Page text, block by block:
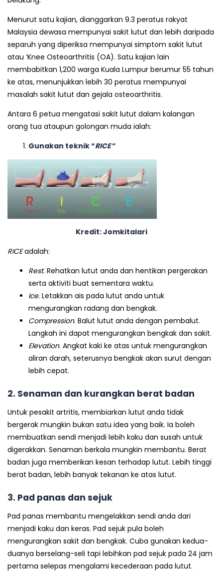
Menurut satu kajian, dianggarkan 9.3 peratus rakyat
Malaysia dewasa mempunyai sakit lutut dan lebih daripada
separuh yang diperiksa mempunyai simptom sakit lutut
atau ‘Knee Osteoarthritis (OA). Satu kajian lain
membabitkan 1,200 warga Kuala Lumpur berumur 55 tahun
ke atas, menunjukkan lebih 30 peratus mempunyai
masalah sakit lutut dan gejala osteoarthritis.
Antara 6 petua mengatasi sakit lutut dalam kalangan
orang tua ataupun golongan muda ialah:
Gunakan teknik “RICE”
Kredit:Jomkitalari
RICEadalah:
Rest. Rehatkan lutut anda dan hentikan pergerakan
serta aktiviti buat sementara waktu.
Ice. Letakkan ais pada lutut anda untuk
mengurangkan radang dan bengkak.
Compression. Balut lutut anda dengan pembalut.
Langkah ini dapat mengurangkan bengkak dan sakit.
Elevation. Angkat kaki ke atas untuk mengurangkan
aliran darah, seterusnya bengkak akan surut dengan
lebih cepat.
2. Senaman dan kurangkan berat badan
Untuk pesakit artritis, membiarkan lutut anda tidak
bergerak mungkin bukan satu idea yang baik. Ia boleh
membuatkan sendi menjadi lebih kaku dan susah untuk
digerakkan. Senaman berkala mungkin membantu. Berat
badan juga memberikan kesan terhadap lutut. Lebih tinggi
berat badan, lebih banyak tekanan ke atas lutut.
3. Pad panas dan sejuk
Pad panas membantu mengelakkan sendi anda dari
menjadi kaku dan keras. Pad sejuk pula boleh
mengurangkan sakit dan bengkak. Cuba gunakan kedua-
duanya berselang-seli tapi lebihkan pad sejuk pada 24 jam
pertama selepas mengalami kecederaan pada lutut.